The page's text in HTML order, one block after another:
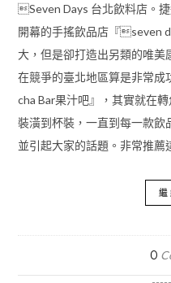
Seven Days 台北飲料店。
開幕的手搖飲品店『seven
大，但是卻打造出另類的唯美
在競爭的臺北地區算是非常成
cha Bar果汁吧』，其實就在
裝潢到杯裝，一直到每一款飲
並引起大家的話題。非常推薦
0